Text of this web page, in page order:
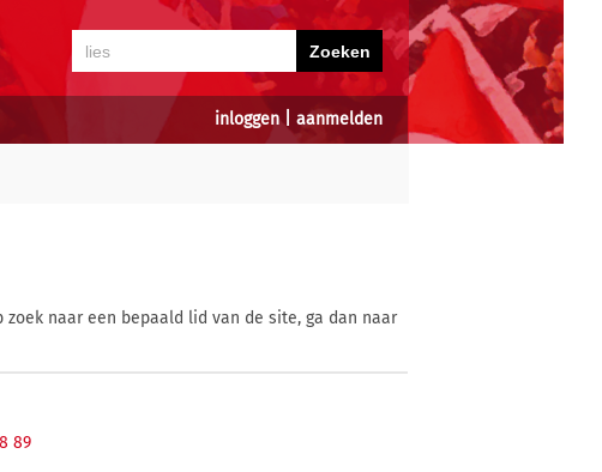
inloggen| aanmelden
naar een bepaald lid van de site, ga dan naar
89